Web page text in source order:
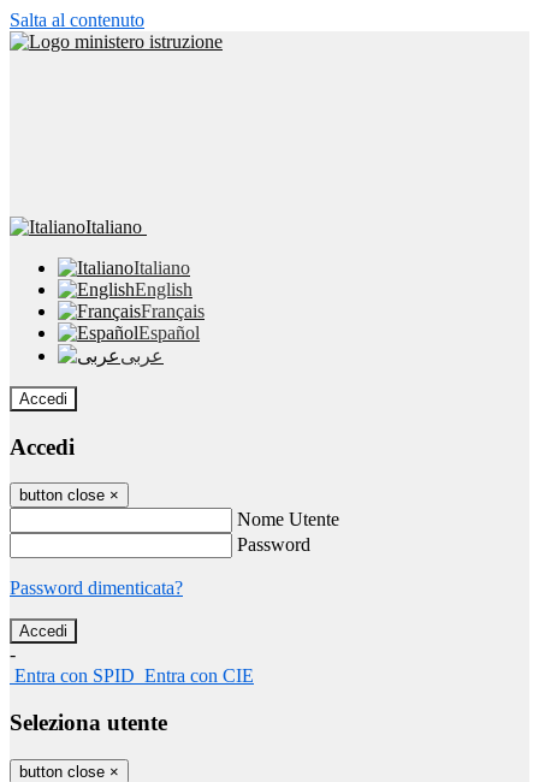
Salta al contenuto
Italiano
Italiano
English
Français
Español
عربى
Accedi
Accedi
button close ×
Nome Utente
Password
Password dimenticata?
-
Entra con SPID Entra con CIE
Seleziona utente
button close ×